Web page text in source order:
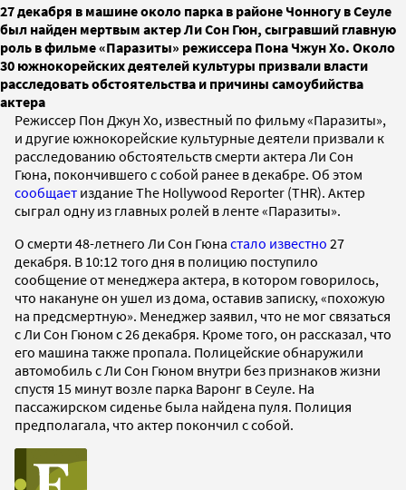
27 декабря в машине около парка в районе Чонногу в Сеуле
был найден мертвым актер Ли Сон Гюн, сыгравший главную
роль в фильме «Паразиты» режиссера Пона Чжун Хо. Около
30 южнокорейских деятелей культуры призвали власти
расследовать обстоятельства и причины самоубийства
актера
Режиссер Пон Джун Хо, известный по фильму «Паразиты»,
и другие южнокорейские культурные деятели призвали к
расследованию обстоятельств смерти актера Ли Сон
Гюна, покончившего с собой ранее в декабре. Об этом
сообщает издание The Hollywood Reporter (THR). Актер
сыграл одну из главных ролей в ленте «Паразиты».
О смерти 48-летнего Ли Сон Гюна стало известно 27
декабря. В 10:12 того дня в полицию поступило
сообщение от менеджера актера, в котором говорилось,
что накануне он ушел из дома, оставив записку, «похожую
на предсмертную». Менеджер заявил, что не мог связаться
с Ли Сон Гюном с 26 декабря. Кроме того, он рассказал, что
его машина также пропала. Полицейские обнаружили
автомобиль с Ли Сон Гюном внутри без признаков жизни
спустя 15 минут возле парка Варонг в Сеуле. На
пассажирском сиденье была найдена пуля. Полиция
предполагала, что актер покончил с собой.